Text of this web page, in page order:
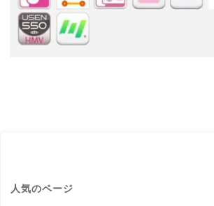
人気のページ